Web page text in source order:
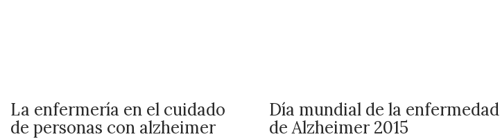
La enfermería en el cuidado
de personas con alzheimer
Día mundial de la enfermedad
de Alzheimer 2015